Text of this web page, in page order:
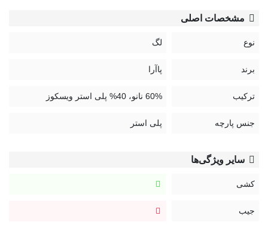
مشخصات اصلی
نوع لگ
برند پاآرا
ترکیب 60% نانو، 40% پلی استر ویسکوز
جنس پارچه پلی استر
سایر ویژگی‌ها
کشی
جیب